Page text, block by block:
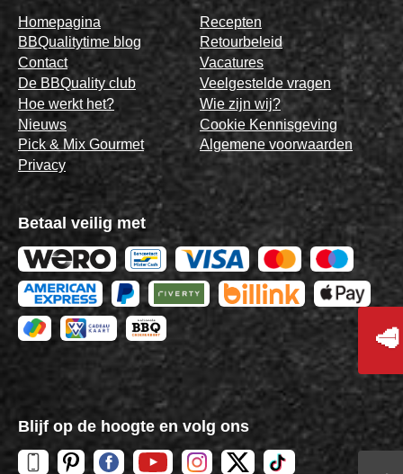
Homepagina
BBQualitytime blog
Contact
De BBQuality club
Hoe werkt het?
Nieuws
Pick & Mix Gourmet
Privacy
Recepten
Retourbeleid
Vacatures
Veelgestelde vragen
Wie zijn wij?
Cookie Kennisgeving
Algemene voorwaarden
Betaal veilig met
Blijf op de hoogte en volg ons
🥩